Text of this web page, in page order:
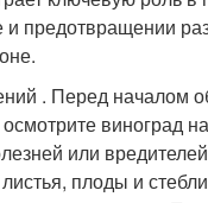
и предотвращении
. Перед началом
виноград
или
плоды и